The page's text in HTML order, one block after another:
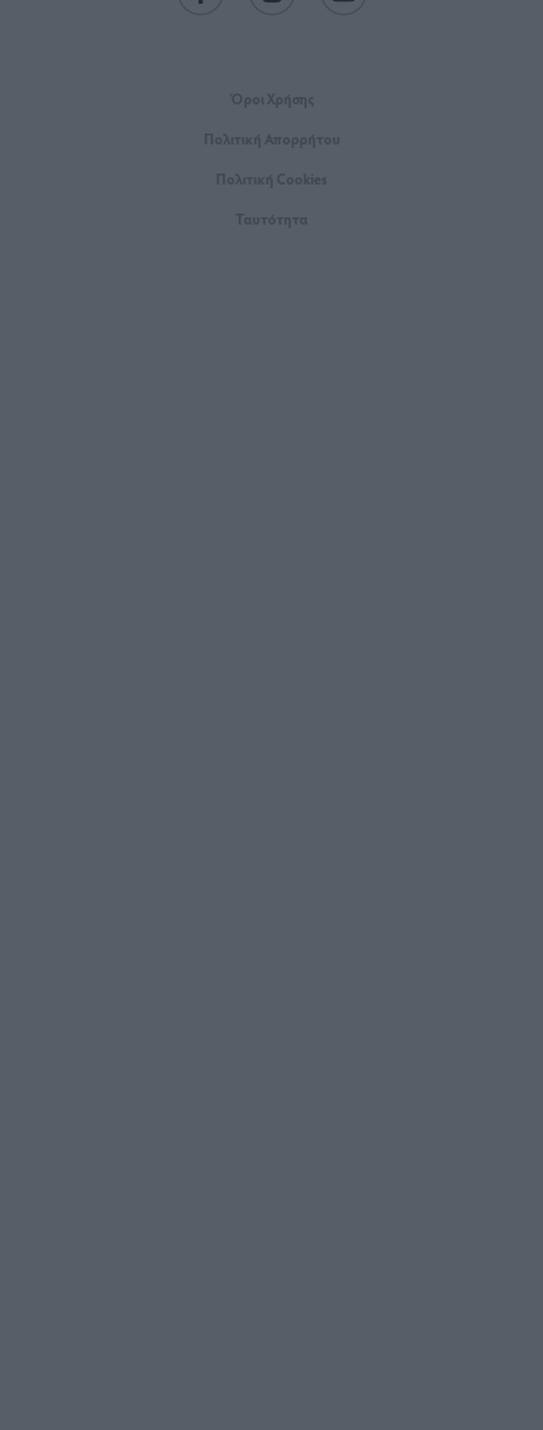
Όροι Xρήσης
Πολιτική Απορρήτου
Πολιτική Cookies
Ταυτότητα